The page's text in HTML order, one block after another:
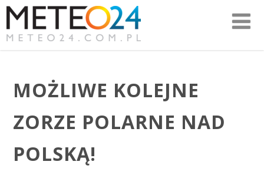
MOŻLIWE KOLEJNE
ZORZE POLARNE NAD
POLSKĄ!